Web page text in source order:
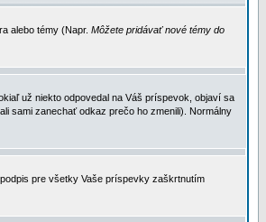
alebo témy (Napr. Môžete pridávať nové témy do
už niekto odpovedal na Váš príspevok, objaví sa
sami zanechať odkaz prečo ho zmenili). Normálny
pre všetky Vaše príspevky zaškrtnutím